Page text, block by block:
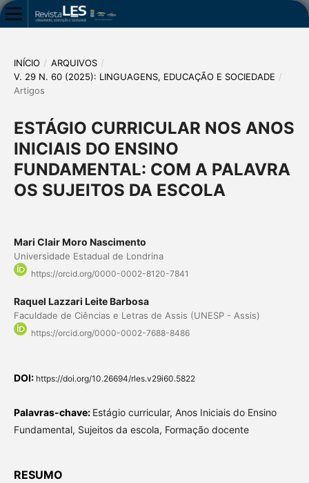
INÍCIO / ARQUIVOS /
V. 29 N. 60 (2025): LINGUAGENS, EDUCAÇÃO E SOCIEDADE /
Artigos
ESTÁGIO CURRICULAR NOS ANOS
INICIAIS DO ENSINO
FUNDAMENTAL: COM A PALAVRA
OS SUJEITOS DA ESCOLA
Mari Clair Moro Nascimento
Universidade Estadual de Londrina
https://orcid.org/0000-0002-8120-7841
Raquel Lazzari Leite Barbosa
Faculdade de Ciências e Letras de Assis (UNESP - Assis)
https://orcid.org/0000-0002-7688-8486
DOI: https://doi.org/10.26694/rles.v29i60.5822
Palavras-chave: Estágio curricular, Anos Iniciais do Ensino
Fundamental, Sujeitos da escola, Formação docente
RESUMO